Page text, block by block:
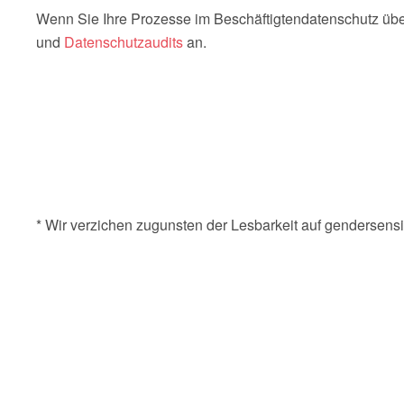
Wenn Sie Ihre Prozesse im Beschäftigtendatenschutz
und Datenschutzauditsan.
* Wir verzichen zugunsten der Lesbarkeit auf